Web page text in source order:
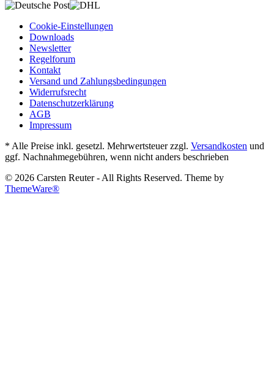
Cookie-Einstellungen
Downloads
Newsletter
Regelforum
Kontakt
Versand und Zahlungsbedingungen
Widerrufsrecht
Datenschutzerklärung
AGB
Impressum
* Alle Preise inkl. gesetzl. Mehrwertsteuer zzgl. Versandkosten und
ggf. Nachnahmegebühren, wenn nicht anders beschrieben
© 2026 Carsten Reuter - All Rights Reserved. Theme by
ThemeWare®